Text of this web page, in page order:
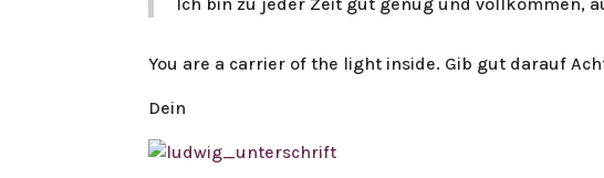
You are a carrier of the light inside. Gib gut darauf
Dein